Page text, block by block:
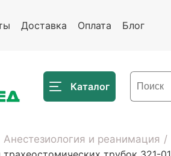
Доставка Оплата Блог
Каталог
Анестезиология и реанимация